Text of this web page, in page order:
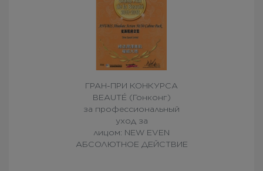
ГРАН-ПРИ КОНКУРСА
BEAUTÉ (Гонконг)
за профессиональный
уход за
лицом: NEW EVEN
АБСОЛЮТНОЕ ДЕЙСТВИЕ